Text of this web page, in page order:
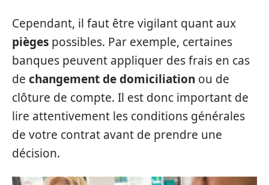
Cependant, il faut être vigilant quant aux
pièges possibles. Par exemple, certaines
banques peuvent appliquer des frais en cas
de changement de domiciliation ou de
clôture de compte. Il est donc important de
lire attentivement les conditions générales
de votre contrat avant de prendre une
décision.